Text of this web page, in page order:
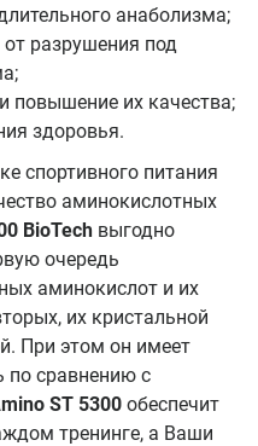
анаболизма;
разрушения под
повышение их качества;
здоровья.
спортивного питания
аминокислотных
BioTech выгодно
очередь
аминокислот и их
их кристальной
При этом он имеет
по сравнению с
ST 5300 обеспечит
тренинге, а Ваши